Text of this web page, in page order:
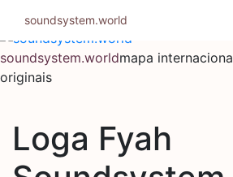
para
conteúdo
soundsystem.worldmapa
originais
Loga Fyah
soundsystem.world